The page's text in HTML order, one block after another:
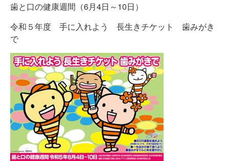
歯と口の健康週間（6月4日～10日）
令和５年度 手に入れよう 長生きチケット 歯みがき
で